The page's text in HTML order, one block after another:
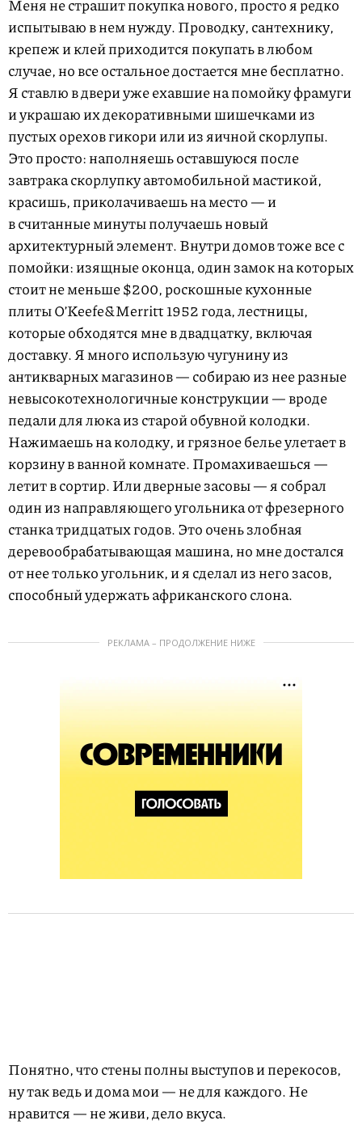
Меня не страшит покупка нового, просто я редко
испытываю в нем нужду. Проводку, сантехнику,
крепеж и клей приходится покупать в любом
случае, но все остальное достается мне бесплатно.
Я ставлю в двери уже ехавшие на помойку фрамуги
и украшаю их декоративными шишечками из
пустых орехов гикори или из яичной скорлупы.
Это просто: наполняешь оставшуюся после
завтрака скорлупку автомобильной мастикой,
красишь, приколачиваешь на место — и
в считанные минуты получаешь новый
архитектурный элемент. Внутри домов тоже все с
помойки: изящные оконца, один замок на которых
стоит не меньше $200, роскошные кухонные
плиты O’Keefe&Merritt 1952 года, лестницы,
которые обходятся мне в двадцатку, включая
доставку. Я много использую чугунину из
антикварных магазинов — собираю из нее разные
невысокотехнологичные конструкции — вроде
педали для люка из старой обувной колодки.
Нажимаешь на колодку, и грязное белье улетает в
корзину в ванной комнате. Промахиваешься —
летит в сортир. Или дверные засовы — я собрал
один из направляющего угольника от фрезерного
станка тридцатых годов. Это очень злобная
деревообрабатывающая машина, но мне достался
от нее только угольник, и я сделал из него засов,
способный удержать африканского слона.
РЕКЛАМА – ПРОДОЛЖЕНИЕ НИЖЕ
Понятно, что стены полны выступов и перекосов,
ну так ведь и дома мои — не для каждого. Не
нравится — не живи, дело вкуса.